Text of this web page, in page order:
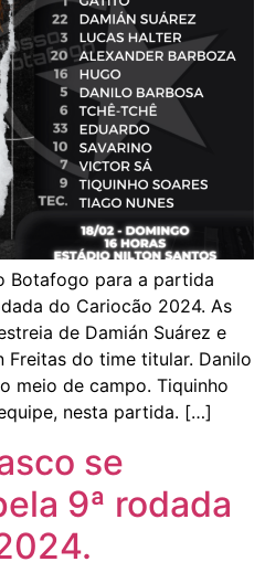
Botafogo para a partida
do Cariocão 2024. As
de Damián Suárez e
Freitas do time titular. Danilo
meio de campo. Tiquinho
nesta partida. […]
se
9ª rodada